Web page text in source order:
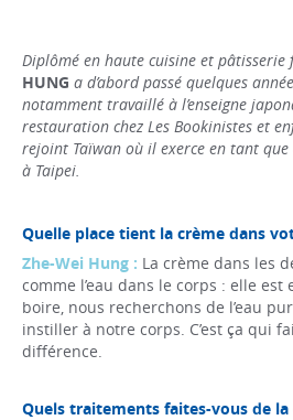
Diplômé en haute cuisine et pâtisserie
HUNG a d’abord passé quelques
notamment travaillé à l’enseigne
restauration chez Les Bookinistes et
rejoint Taïwan où il exerce en tant
à Taipei.
Quelle place tient la crème dans
Zhe-Wei Hung : La crème dans les
comme l’eau dans le corps : elle est
boire, nous recherchons de l’eau
instiller à notre corps. C’est ça qui
différence.
Quels traitements faites-vous de la